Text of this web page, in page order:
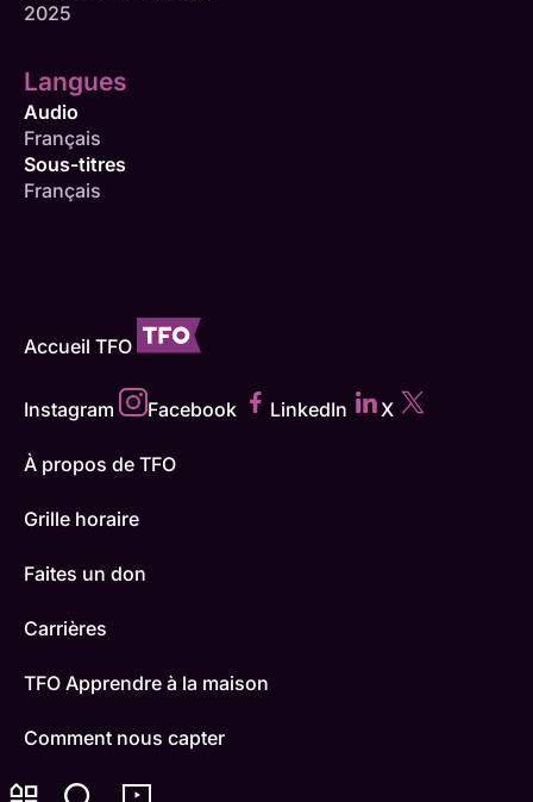
2025
Langues
Audio
Français
Sous-titres
Français
Accueil TFO
Instagram Facebook LinkedIn X
À propos de TFO
Grille horaire
Faites un don
Carrières
TFO Apprendre à la maison
Comment nous capter
Contactez-nous